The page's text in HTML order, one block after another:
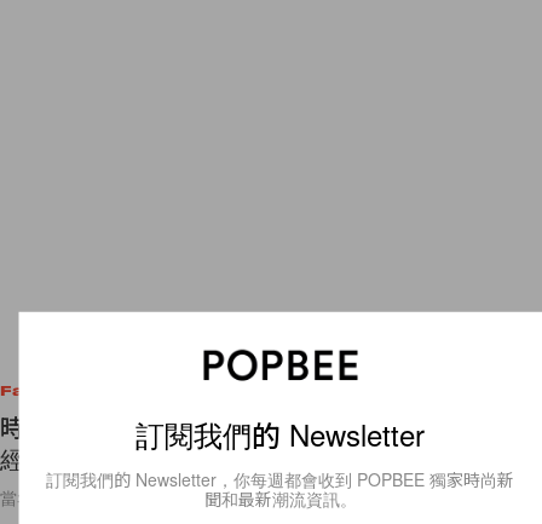
Fashion
時尚繆思也堅持，從 Coco Chanel 女士偷師 3 件
經典優雅單品！
當年是香奈兒女士率先將睡褲穿出房門的！
訂閱我們的 Newsletter
訂閱我們的 Newsletter，你每週都會收到 POPBEE 獨家時尚新
聞和最新潮流資訊。